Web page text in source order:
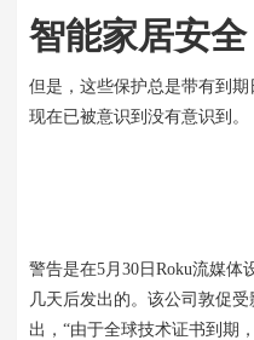
智能家居安全
但是，这些保护总是带有到
现在已被意识到没有意识到。
警告是在5月30日Roku流媒体
几天后发出的。该公司敦促
出，“由于全球技术证书到期